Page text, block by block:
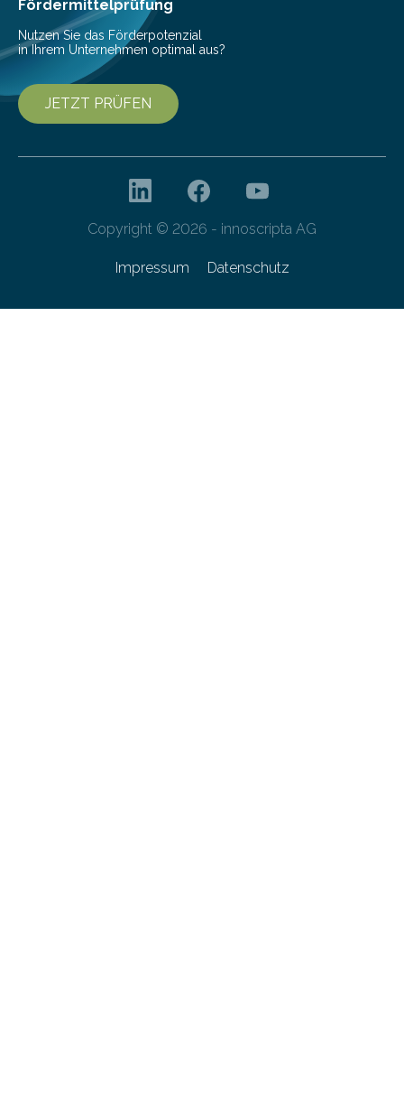
Fördermittelprüfung
Nutzen Sie das Förderpotenzial
in Ihrem Unternehmen optimal aus?
JETZT PRÜFEN
Copyright © 2026 - innoscripta AG
Impressum Datenschutz